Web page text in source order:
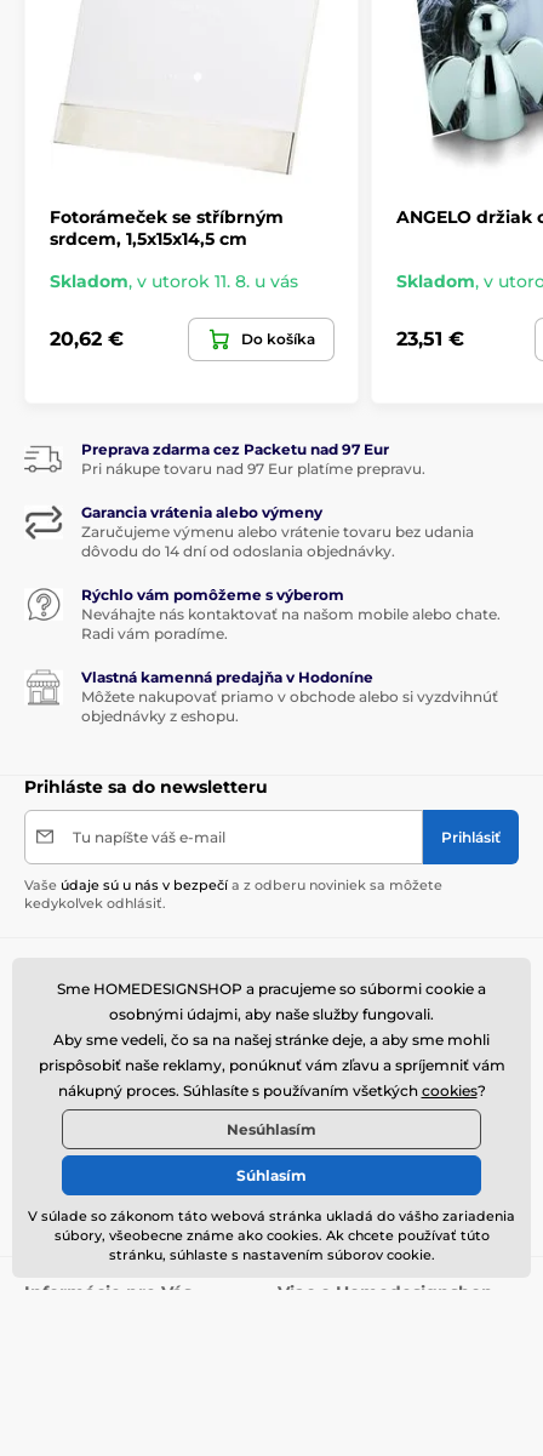
Fotorámeček se stříbrným
srdcem, 1,5x15x14,5 cm
Skladom, v utorok 11. 8. u vás
20,62 € Do košíka
ANGELO držiak
Skladom, v
23,51 €
Preprava zdarma cez Packetu nad 97 Eur
Pri nákupe tovaru nad 97 Eur platíme prepravu.
Garancia vrátenia alebo výmeny
Zaručujeme výmenu alebo vrátenie tovaru bez udania
dôvodu do 14 dní od odoslania objednávky.
Rýchlo vám pomôžeme s výberom
Neváhajte nás kontaktovať na našom mobile alebo chate.
Radi vám poradíme.
Vlastná kamenná predajňa v Hodoníne
Môžete nakupovať priamo v obchode alebo si vyzdvihnúť
objednávky z eshopu.
Prihláste sa do newsletteru
Tu napíšte váš e-mail Prihlásiť
Vaše údaje sú u nás v bezpečí a z odberu noviniek sa môžete
kedykoľvek odhlásiť.
Zákaznický servis je k dispozícii
+420 774 725 901
info@homedesignshop.cz
Kde nás nájdete
Slovenčina
Sme tiež na: Facebook Instagram
Informácie pre Vás Viac o Homedesignshop
Sme HOMEDESIGNSHOP a pracujeme so súbormi cookie a
osobnými údajmi, aby naše služby fungovali.
Aby sme vedeli, čo sa na našej stránke deje, a aby sme mohli
prispôsobiť naše reklamy, ponúknuť vám zľavu a spríjemniť vám
nákupný proces. Súhlasíte s používaním všetkých cookies?
Nesúhlasím
Súhlasím
V súlade so zákonom táto webová stránka ukladá do vášho zariadenia
súbory, všeobecne známe ako cookies. Ak chcete používať túto
stránku, súhlaste s nastavením súborov cookie.